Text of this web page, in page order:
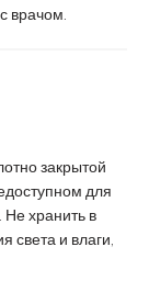
врачом.
закрытой
для
хранить в
света и влаги,